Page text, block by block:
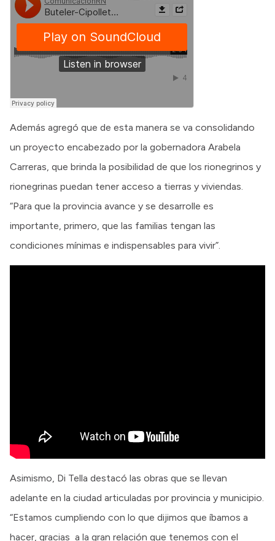
Además agregó que de esta manera se va consolidando
un proyecto encabezado por la gobernadora Arabela
Carreras, que brinda la posibilidad de que los rionegrinos y
rionegrinas puedan tener acceso a tierras y viviendas.
“Para que la provincia avance y se desarrolle es
importante, primero, que las familias tengan las
condiciones mínimas e indispensables para vivir”.
Asimismo, Di Tella destacó las obras que se llevan
adelante en la ciudad articuladas por provincia y municipio.
“Estamos cumpliendo con lo que dijimos que íbamos a
hacer, gracias a la gran relación que tenemos con el